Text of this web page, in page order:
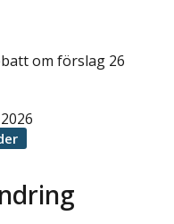
om förslag 26